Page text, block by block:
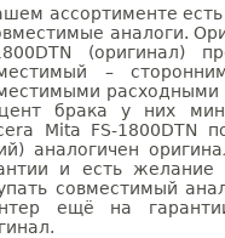
ассортименте
аналоги.
(оригинал)
–
расходными
брака у них
Mita FS-1800DTN
аналогичен
и есть
совместимый
ещё на